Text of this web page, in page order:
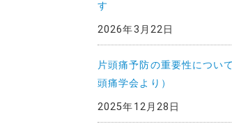
す
2026年3月22日
片頭痛予防の重要性につい
頭痛学会より）
2025年12月28日